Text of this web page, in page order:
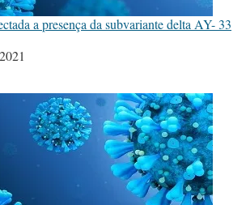
a presença da subvariante delta AY- 33